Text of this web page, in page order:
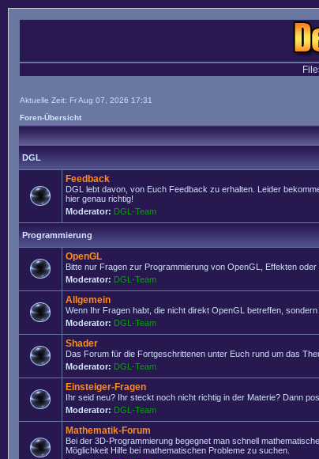
Aktuelle Zeit: Fr Aug 07, 2026 17:31
Foren-Übersicht
DGL
Feedback
DGL lebt davon, von Euch Feedback zu erhalten. Leider
hier genau richtig!
Moderator: DGL-Team
Programmierung
OpenGL
Bitte nur Fragen zur Programmierung von OpenGL, Effekten oder
Moderator: DGL-Team
Allgemein
Wenn Ihr Fragen habt, die nicht direkt OpenGL betreffen,
Moderator: DGL-Team
Shader
Das Forum für die Fortgeschrittenen unter Euch rund um das
Moderator: DGL-Team
Einsteiger-Fragen
Ihr seid neu? Ihr steckt noch nicht richtig in der Materie? Dann
Moderator: DGL-Team
Mathematik-Forum
Bei der 3D-Programmierung begegnet man schnell
Möglichkeit Hilfe bei mathematischen Probleme zu suchen.